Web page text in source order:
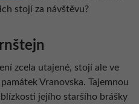
stojí za návštěvu?
zcela utajené, stojí ale ve
Vranovska. Tajemnou
jejího staršího brášky